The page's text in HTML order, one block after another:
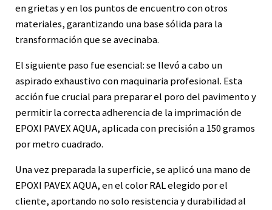
en grietas y en los puntos de encuentro con otros
materiales, garantizando una base sólida para la
transformación que se avecinaba.
El siguiente paso fue esencial: se llevó a cabo un
aspirado exhaustivo con maquinaria profesional. Esta
acción fue crucial para preparar el poro del pavimento y
permitir la correcta adherencia de la imprimación de
EPOXI PAVEX AQUA, aplicada con precisión a 150 gramos
por metro cuadrado.
Una vez preparada la superficie, se aplicó una mano de
EPOXI PAVEX AQUA, en el color RAL elegido por el
cliente, aportando no solo resistencia y durabilidad al